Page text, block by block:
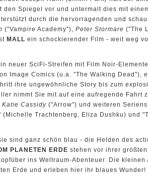
den Spiegel vor und untermalt dies mit
durch die hervorragenden und
("Vampire Academy"), Peter Stormare ("The
MALL ein schockierender Film - weit weg
neuer SciFi-Streifen mit Film Noir-
Image Comics (u.a. "The Walking Dead"),
ihre ungewöhnliche Story bis zum
nimmt Sie mit auf eine aufregende Fahrt
Katie Cassidy ("Arrow") und weiteren
Trachtenberg, Eliza Dushku) und
sind ganz schön blau - die Helden des
PLANETEN ERDE stehen vor ihrer größten
ins Weltraum-Abenteuer. Die kleinen
Erde und erleben hier ihr blaues Wunder!